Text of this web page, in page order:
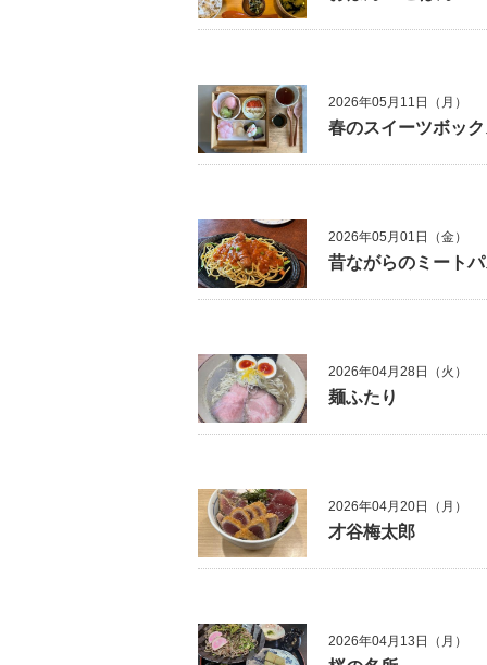
2026年05月11日（月）
春のスイーツボッ
2026年05月01日（金）
昔ながらのミート
2026年04月28日（火）
麺ふたり
2026年04月20日（月）
才谷梅太郎
2026年04月13日（月）